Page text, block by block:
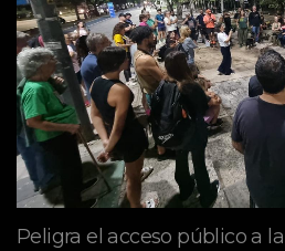
Peligra el acceso público a